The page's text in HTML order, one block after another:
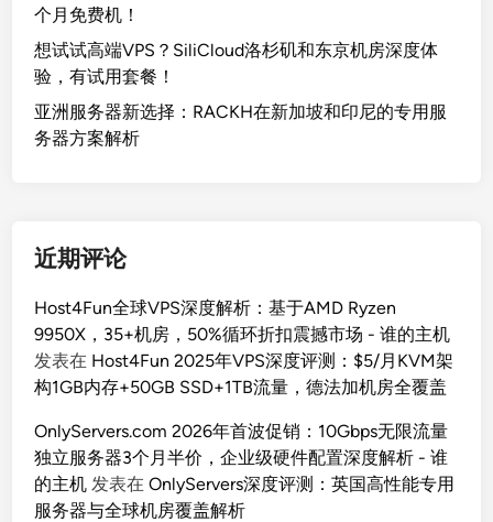
个月免费机！
想试试高端VPS？SiliCloud洛杉矶和东京机房深度体
验，有试用套餐！
亚洲服务器新选择：RACKH在新加坡和印尼的专用服
务器方案解析
近期评论
Host4Fun全球VPS深度解析：基于AMD Ryzen
9950X，35+机房，50%循环折扣震撼市场 - 谁的主机
发表在 Host4Fun 2025年VPS深度评测：$5/月KVM架
构1GB内存+50GB SSD+1TB流量，德法加机房全覆盖
OnlyServers.com 2026年首波促销：10Gbps无限流量
独立服务器3个月半价，企业级硬件配置深度解析 - 谁
的主机 发表在OnlyServers深度评测：英国高性能专用
服务器与全球机房覆盖解析